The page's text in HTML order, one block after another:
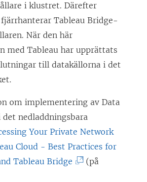
i klustret. Därefter
Tableau Bridge-
När den här
med Tableau har upprättats
till datakällorna i det
om implementering av Data
nedladdningsbara
Your Private Network
Cloud - Best Practices for
Tableau Bridge
(på